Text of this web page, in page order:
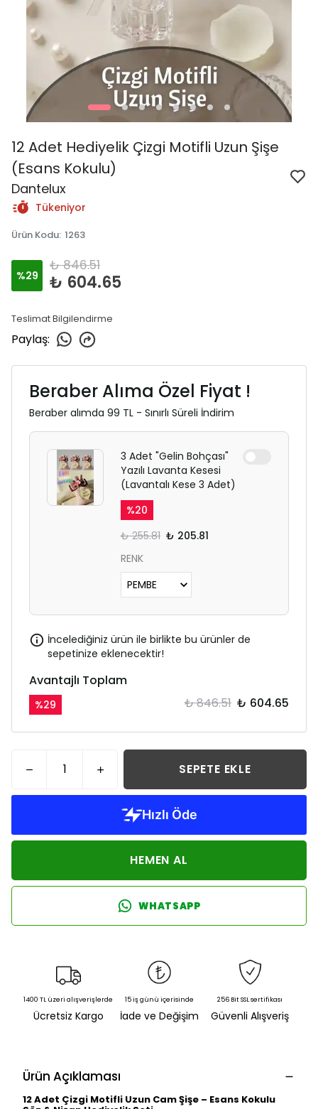
12 Adet Hediyelik Çizgi Motifli Uzun Şişe
(Esans Kokulu)
Dantelux
Tükeniyor
Ürün Kodu: 1263
%29
₺ 846.51
₺ 604.65
Teslimat Bilgilendirme
Paylaş:
Beraber Alıma Özel Fiyat !
Beraber alımda 99 TL - Sınırlı Süreli İndirim
3 Adet "Gelin Bohçası"
Yazılı Lavanta Kesesi
(Lavantalı Kese 3 Adet)
%20
₺ 255.81 ₺ 205.81
RENK
İncelediğiniz ürün ile birlikte bu ürünler de
sepetinize eklenecektir!
Avantajlı Toplam
%29 ₺ 846.51 ₺ 604.65
SEPETE EKLE
HEMEN AL
WHATSAPP
1400 TL üzeri alışverişlerde
Ücretsiz Kargo
15 iş günü içerisinde
İade ve Değişim
256 Bit SSL sertifikası
Güvenli Alışveriş
Ürün Açıklaması
12 Adet Çizgi Motifli Uzun Cam Şişe – Esans Kokulu